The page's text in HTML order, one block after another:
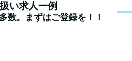
い求人一例
数。まずはご登録を！！